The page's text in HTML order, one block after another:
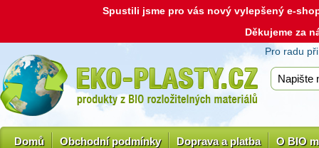
Spustili jsme pro vás nový vylepšený e-
Děkujeme za
Pro radu
Domů Obchodní podmínky Doprava a platba O BIO